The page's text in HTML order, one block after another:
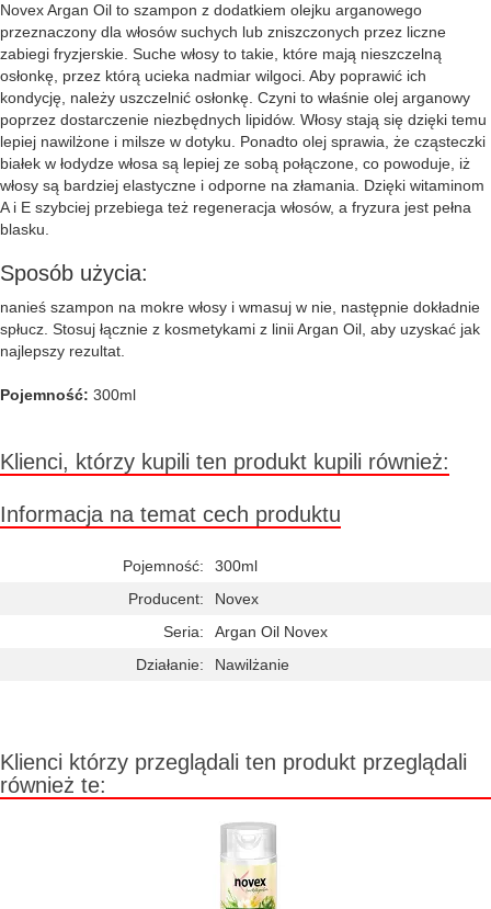
Novex Argan Oil to szampon z dodatkiem olejku arganowego
przeznaczony dla włosów suchych lub zniszczonych przez liczne
zabiegi fryzjerskie. Suche włosy to takie, które mają nieszczelną
osłonkę, przez którą ucieka nadmiar wilgoci. Aby poprawić ich
kondycję, należy uszczelnić osłonkę. Czyni to właśnie olej arganowy
poprzez dostarczenie niezbędnych lipidów. Włosy stają się dzięki temu
lepiej nawilżone i milsze w dotyku. Ponadto olej sprawia, że cząsteczki
białek w łodydze włosa są lepiej ze sobą połączone, co powoduje, iż
włosy są bardziej elastyczne i odporne na złamania. Dzięki witaminom
A i E szybciej przebiega też regeneracja włosów, a fryzura jest pełna
blasku.
Sposób użycia:
nanieś szampon na mokre włosy i wmasuj w nie, następnie dokładnie
spłucz. Stosuj łącznie z kosmetykami z linii Argan Oil, aby uzyskać jak
najlepszy rezultat.
Pojemność: 300ml
Klienci, którzy kupili ten produkt kupili również:
Informacja na temat cech produktu
Pojemność:
300ml
Producent:
Novex
Seria:
Argan Oil Novex
Działanie:
Nawilżanie
Klienci którzy przeglądali ten produkt przeglądali
również te: